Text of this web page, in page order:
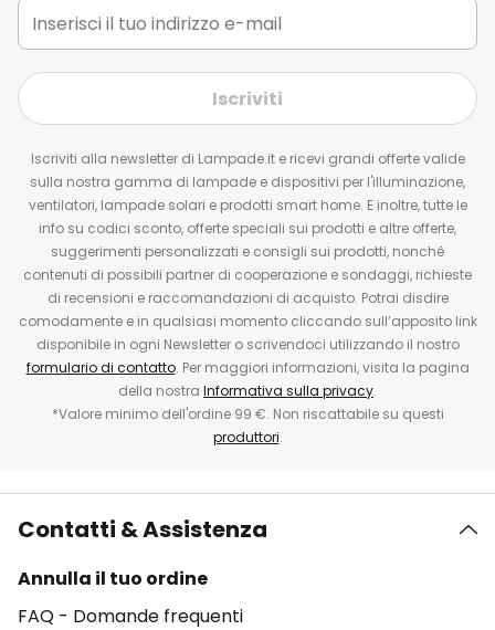
Iscriviti
Iscriviti alla newsletter di Lampade.it e ricevi grandi offerte valide
sulla nostra gamma di lampade e dispositivi per l'illuminazione,
ventilatori, lampade solari e prodotti smart home. E inoltre, tutte le
info su codici sconto, offerte speciali sui prodotti e altre offerte,
suggerimenti personalizzati e consigli sui prodotti, nonché
contenuti di possibili partner di cooperazione e sondaggi, richieste
di recensioni e raccomandazioni di acquisto. Potrai disdire
comodamente e in qualsiasi momento cliccando sull’apposito link
disponibile in ogni Newsletter o scrivendoci utilizzando il nostro
formulario di contatto. Per maggiori informazioni, visita la pagina
della nostra Informativa sulla privacy.
*Valore minimo dell'ordine 99 €. Non riscattabile su questi
produttori.
Contatti & Assistenza
Annulla il tuo ordine
FAQ - Domande frequenti